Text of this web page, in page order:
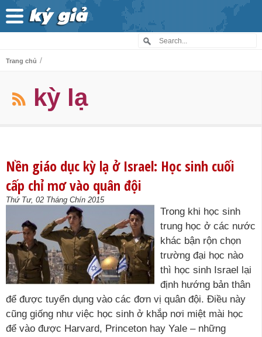
Trang chủ /
kỳ lạ
Nền giáo dục kỳ lạ ở Israel: Học sinh cuối
cấp chỉ mơ vào quân đội
Thứ Tư, 02 Tháng Chín 2015
Trong khi học sinh
trung học ở các nước
khác bận rộn chọn
trường đại học nào
thì học sinh Israel lại
định hướng bản thân
để được tuyển dụng vào các đơn vị quân đội. Điều này
cũng giống như việc học sinh ở khắp nơi miệt mài học
để vào được Harvard, Princeton hay Yale – những